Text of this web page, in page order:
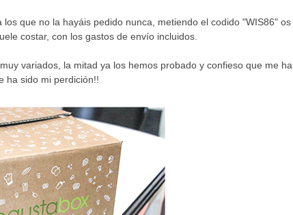
los que no la hayáis pedido nunca, metiendo el codido "WIS86" os
costar, con los gastos de envío incluidos.
variados, la mitad ya los hemos probado y confieso que me ha
ha sido mi perdición!!